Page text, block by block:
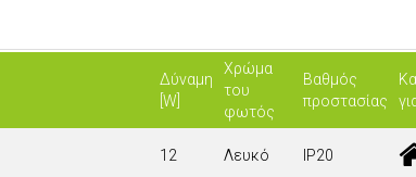
Δύναμη
[W]
Χρώμα
του
φωτός
Βαθμός
προστασίας
12 Λευκό IP20